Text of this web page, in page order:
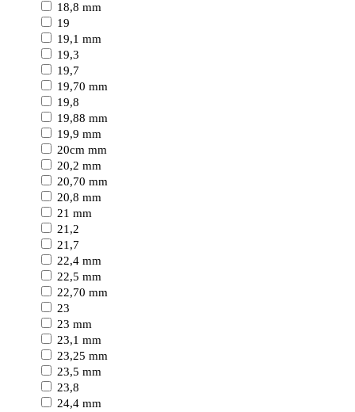
18,8 mm
19
19,1 mm
19,3
19,7
19,70 mm
19,8
19,88 mm
19,9 mm
20cm mm
20,2 mm
20,70 mm
20,8 mm
21 mm
21,2
21,7
22,4 mm
22,5 mm
22,70 mm
23
23 mm
23,1 mm
23,25 mm
23,5 mm
23,8
24,4 mm